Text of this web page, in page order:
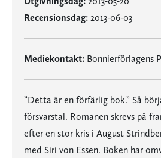
Recensionsdag: 2013-06-03
Mediekontakt: Bonnierförlagens
”Detta är en förfärlig bok.” Så
försvarstal. Romanen skrevs på
efter en stor kris i August
med Siri von Essen. Boken har